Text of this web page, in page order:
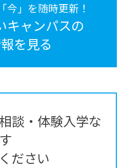
今」を随時更新！
キャンパスの
を見る
談・体験入学な
ださい